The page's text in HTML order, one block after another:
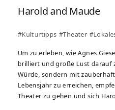
Harold and Maude
#Kulturtipps #Theater
Um zu erleben, wie Agnes
brilliert und große Lust darauf
Würde, sondern mit
Lebensjahr zu erreichen,
Theater zu gehen und sich